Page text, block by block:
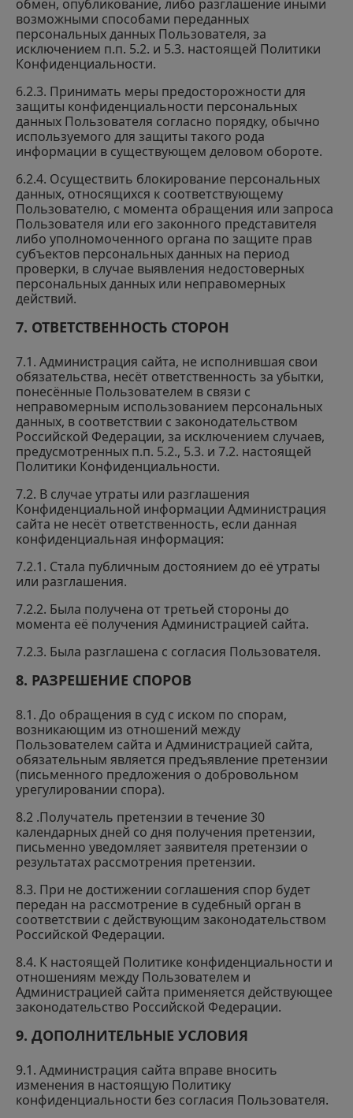
обмен, опубликование, либо разглашение иными
возможными способами переданных
персональных данных Пользователя, за
исключением п.п. 5.2. и 5.3. настоящей Политики
Конфиденциальности.
6.2.3. Принимать меры предосторожности для
защиты конфиденциальности персональных
данных Пользователя согласно порядку, обычно
используемого для защиты такого рода
информации в существующем деловом обороте.
6.2.4. Осуществить блокирование персональных
данных, относящихся к соответствующему
Пользователю, с момента обращения или запроса
Пользователя или его законного представителя
либо уполномоченного органа по защите прав
субъектов персональных данных на период
проверки, в случае выявления недостоверных
персональных данных или неправомерных
действий.
7. ОТВЕТСТВЕННОСТЬ СТОРОН
7.1. Администрация сайта, не исполнившая свои
обязательства, несёт ответственность за убытки,
понесённые Пользователем в связи с
неправомерным использованием персональных
данных, в соответствии с законодательством
Российской Федерации, за исключением случаев,
предусмотренных п.п. 5.2., 5.3. и 7.2. настоящей
Политики Конфиденциальности.
7.2. В случае утраты или разглашения
Конфиденциальной информации Администрация
сайта не несёт ответственность, если данная
конфиденциальная информация:
7.2.1. Стала публичным достоянием до её утраты
или разглашения.
7.2.2. Была получена от третьей стороны до
момента её получения Администрацией сайта.
7.2.3. Была разглашена с согласия Пользователя.
8. РАЗРЕШЕНИЕ СПОРОВ
8.1. До обращения в суд с иском по спорам,
возникающим из отношений между
Пользователем сайта и Администрацией сайта,
обязательным является предъявление претензии
(письменного предложения о добровольном
урегулировании спора).
8.2 .Получатель претензии в течение 30
календарных дней со дня получения претензии,
письменно уведомляет заявителя претензии о
результатах рассмотрения претензии.
8.3. При не достижении соглашения спор будет
передан на рассмотрение в судебный орган в
соответствии с действующим законодательством
Российской Федерации.
8.4. К настоящей Политике конфиденциальности и
отношениям между Пользователем и
Администрацией сайта применяется действующее
законодательство Российской Федерации.
9. ДОПОЛНИТЕЛЬНЫЕ УСЛОВИЯ
9.1. Администрация сайта вправе вносить
изменения в настоящую Политику
конфиденциальности без согласия Пользователя.